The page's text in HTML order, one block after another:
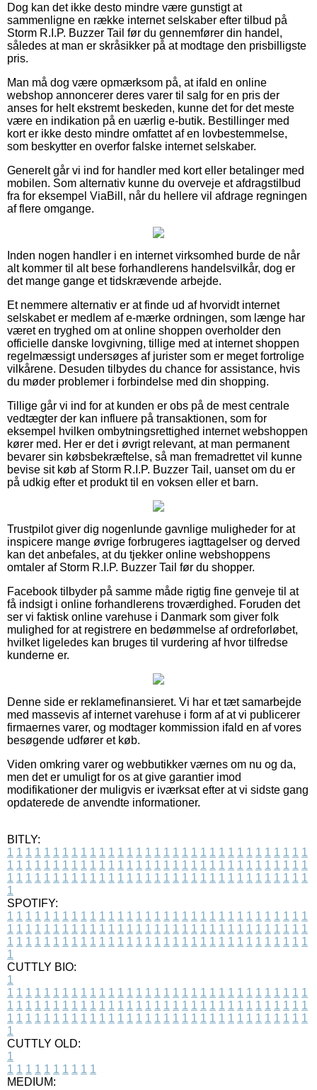
Dog kan det ikke desto mindre være gunstigt at
sammenligne en række internet selskaber efter tilbud på
Storm R.I.P. Buzzer Tail før du gennemfører din handel,
således at man er skråsikker på at modtage den prisbilligste
pris.
Man må dog være opmærksom på, at ifald en online
webshop annoncerer deres varer til salg for en pris der
anses for helt ekstremt beskeden, kunne det for det meste
være en indikation på en uærlig e-butik. Bestillinger med
kort er ikke desto mindre omfattet af en lovbestemmelse,
som beskytter en overfor falske internet selskaber.
Generelt går vi ind for handler med kort eller betalinger med
mobilen. Som alternativ kunne du overveje et afdragstilbud
fra for eksempel ViaBill, når du hellere vil afdrage regningen
af flere omgange.
Inden nogen handler i en internet virksomhed burde de når
alt kommer til alt bese forhandlerens handelsvilkår, dog er
det mange gange et tidskrævende arbejde.
Et nemmere alternativ er at finde ud af hvorvidt internet
selskabet er medlem af e-mærke ordningen, som længe har
været en tryghed om at online shoppen overholder den
officielle danske lovgivning, tillige med at internet shoppen
regelmæssigt undersøges af jurister som er meget fortrolige
vilkårene. Desuden tilbydes du chance for assistance, hvis
du møder problemer i forbindelse med din shopping.
Tillige går vi ind for at kunden er obs på de mest centrale
vedtægter der kan influere på transaktionen, som for
eksempel hvilken ombytningsrettighed internet webshoppen
kører med. Her er det i øvrigt relevant, at man permanent
bevarer sin købsbekræftelse, så man fremadrettet vil kunne
bevise sit køb af Storm R.I.P. Buzzer Tail, uanset om du er
på udkig efter et produkt til en voksen eller et barn.
Trustpilot giver dig nogenlunde gavnlige muligheder for at
inspicere mange øvrige forbrugeres iagttagelser og derved
kan det anbefales, at du tjekker online webshoppens
omtaler af Storm R.I.P. Buzzer Tail før du shopper.
Facebook tilbyder på samme måde rigtig fine genveje til at
få indsigt i online forhandlerens troværdighed. Foruden det
ser vi faktisk online varehuse i Danmark som giver folk
mulighed for at registrere en bedømmelse af ordreforløbet,
hvilket ligeledes kan bruges til vurdering af hvor tilfredse
kunderne er.
Denne side er reklamefinansieret. Vi har et tæt samarbejde
med massevis af internet varehuse i form af at vi publicerer
firmaernes varer, og modtager kommission ifald en af vores
besøgende udfører et køb.
Viden omkring varer og webbutikker værnes om nu og da,
men det er umuligt for os at give garantier imod
modifikationer der muligvis er iværksat efter at vi sidste gang
opdaterede de anvendte informationer.
BITLY:
1 1 1 1 1 1 1 1 1 1 1 1 1 1 1 1 1 1 1 1 1 1 1 1 1 1 1 1 1 1 1 1 1
1 1 1 1 1 1 1 1 1 1 1 1 1 1 1 1 1 1 1 1 1 1 1 1 1 1 1 1 1 1 1 1 1
1 1 1 1 1 1 1 1 1 1 1 1 1 1 1 1 1 1 1 1 1 1 1 1 1 1 1 1 1 1 1 1 1
1
SPOTIFY:
1 1 1 1 1 1 1 1 1 1 1 1 1 1 1 1 1 1 1 1 1 1 1 1 1 1 1 1 1 1 1 1 1
1 1 1 1 1 1 1 1 1 1 1 1 1 1 1 1 1 1 1 1 1 1 1 1 1 1 1 1 1 1 1 1 1
1 1 1 1 1 1 1 1 1 1 1 1 1 1 1 1 1 1 1 1 1 1 1 1 1 1 1 1 1 1 1 1 1
1
CUTTLY BIO:
1
1 1 1 1 1 1 1 1 1 1 1 1 1 1 1 1 1 1 1 1 1 1 1 1 1 1 1 1 1 1 1 1 1
1 1 1 1 1 1 1 1 1 1 1 1 1 1 1 1 1 1 1 1 1 1 1 1 1 1 1 1 1 1 1 1 1
1 1 1 1 1 1 1 1 1 1 1 1 1 1 1 1 1 1 1 1 1 1 1 1 1 1 1 1 1 1 1 1 1
1
CUTTLY OLD:
1
1 1 1 1 1 1 1 1 1 1
MEDIUM: